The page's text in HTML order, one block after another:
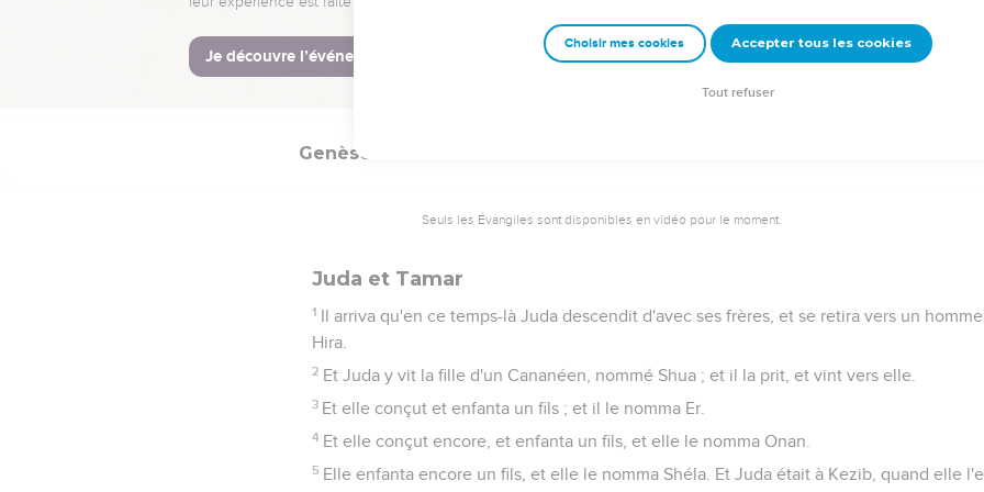
Et tous ses fils, et toutes ses filles vinrent pour le consoler ; mais il refusa d'être
descendrai en deuil vers mon fils au Sépulcre ! C'est ainsi que son père le pleura.
Et les Madianites le vendirent en Égypte à Potiphar, officier de Pharaon, chef des
Genèse
Seuls les Évangiles sont disponibles en vidéo pour le moment.
Juda et Tamar
1 Il arriva qu'en ce temps-là Juda descendit d'avec ses frères, et se retira vers un
Hira.
2 Et Juda y vit la fille d'un Cananéen, nommé Shua ; et il la prit, et vint vers elle.
3 Et elle conçut et enfanta un fils ; et il le nomma Er.
4 Et elle conçut encore, et enfanta un fils, et elle le nomma Onan.
5 Elle enfanta encore un fils, et elle le nomma Shéla. Et Juda était à Kezib, quand elle
Choisir mes cookies Accepter tous les cookies
Tout refuser